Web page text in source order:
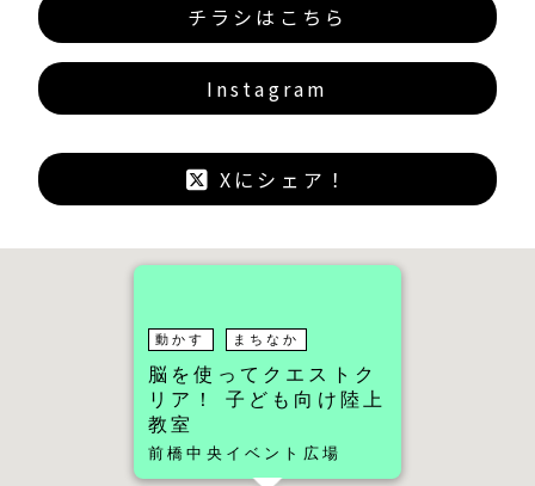
チラシはこちら
Instagram
Xにシェア！
動かす まちなか
脳を使ってクエストク
リア！ 子ども向け陸上
教室
前橋中央イベント広場